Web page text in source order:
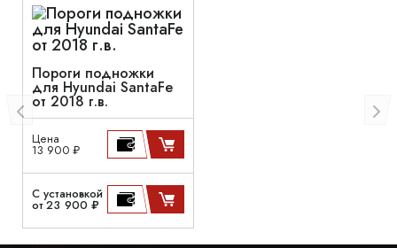
Пороги подножки
для Hyundai SantaFe
от 2018 г.в.
Цена
13 900 ₽
С установкой
от 23 900 ₽